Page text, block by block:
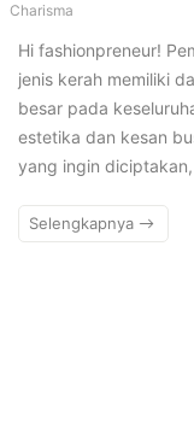
Charisma
Hi fashionpreneur!
jenis kerah memiliki
besar pada
estetika dan kesan
yang ingin
Selengkapnya